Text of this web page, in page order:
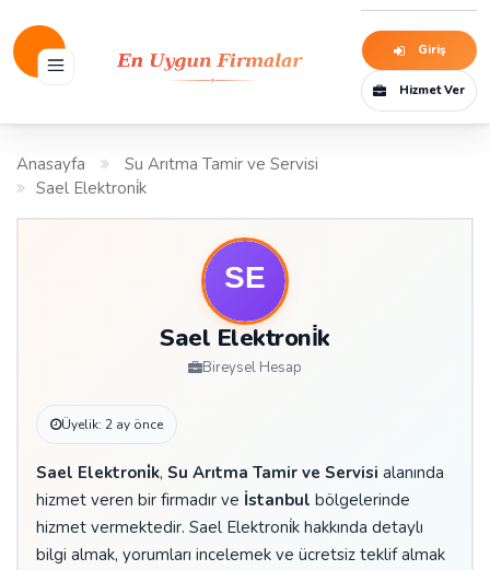
Giriş
Hizmet Ver
Anasayfa
Su Arıtma Tamir ve Servisi
Sael Elektroni̇k
Sael Elektroni̇k
Bireysel Hesap
Üyelik: 2 ay önce
Sael Elektroni̇k, Su Arıtma Tamir ve Servisi alanında
hizmet veren bir firmadır ve İstanbul bölgelerinde
hizmet vermektedir. Sael Elektroni̇k hakkında detaylı
bilgi almak, yorumları incelemek ve ücretsiz teklif almak